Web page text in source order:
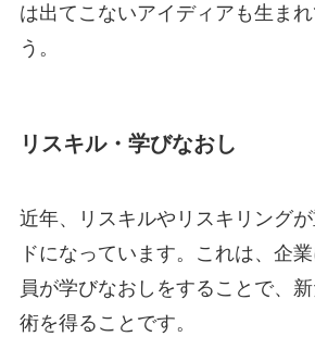
は出てこないアイディアも生ま
う。
リスキル・学びなおし
近年、リスキルやリスキリング
ドになっています。これは、企
員が学びなおしをすることで、
術を得ることです。